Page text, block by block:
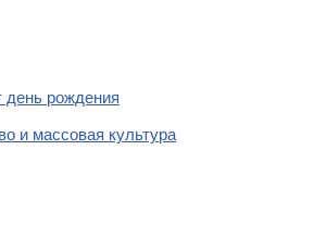
рождения
и массовая культура